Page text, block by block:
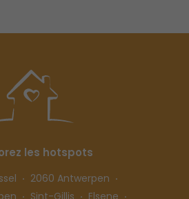
les hotspots
2060 Antwerpen